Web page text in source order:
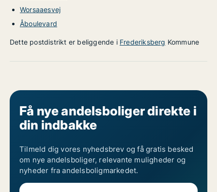
Worsaaesvej
Åboulevard
Dette postdistrikt er beliggende i Frederiksberg Kommune
Få nye andelsboliger direkte i
din indbakke
Tilmeld dig vores nyhedsbrev og få gratis besked
om nye andelsboliger, relevante muligheder og
nyheder fra andelsboligmarkedet.